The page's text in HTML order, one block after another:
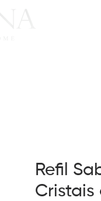
Refil
Cristais